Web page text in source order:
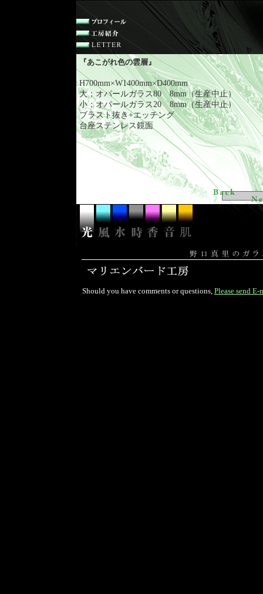
『あこがれ色の雲層』
H700mm×W1400mm×D400mm
大；オパールガラス80 8mm（生産中止）
小；オパールガラス20 8mm（生産中止）
ブラスト抜き+エッチング
台座ステンレス鏡面
Should you have comments or questions, Please send E-